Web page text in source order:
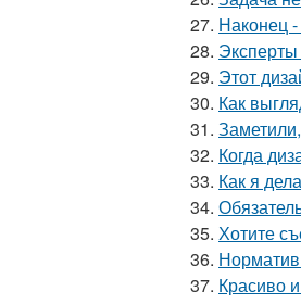
27. Наконец -
28.
29. Этот
30. Как
31.
32. Когда
33. Как я
34.
35. Хотите
36.
37. Красиво